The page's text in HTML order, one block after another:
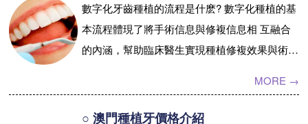
的與骨頭發生生長，這類種植體一般2個月就可
以鑲牙了。鑲牙過程一般需要2次，第一次來醫
院咬牙印，爲制作假牙做...【詳情】
數字化牙齒種植的流程是什麽? 數字化種植的基
本流程體現了將手術信息與修複信息相 互融合
的內涵，幫助臨床醫生實現種植修複效果與術前
者的...【詳情】
MORE →
○ 澳門種植牙價格介紹